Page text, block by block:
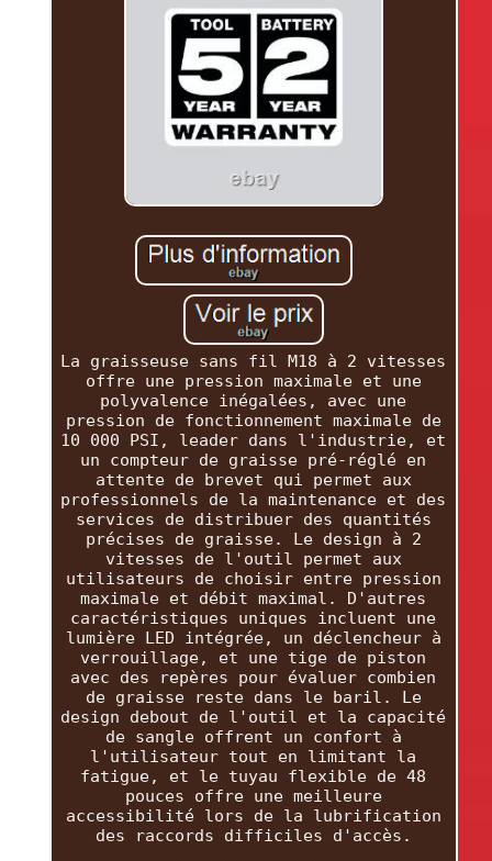
La graisseuse sans fil M18 à 2 vitesses
offre une pression maximale et une
polyvalence inégalées, avec une
pression de fonctionnement maximale de
10 000 PSI, leader dans l'industrie, et
un compteur de graisse pré-réglé en
attente de brevet qui permet aux
professionnels de la maintenance et des
services de distribuer des quantités
précises de graisse. Le design à 2
vitesses de l'outil permet aux
utilisateurs de choisir entre pression
maximale et débit maximal. D'autres
caractéristiques uniques incluent une
lumière LED intégrée, un déclencheur à
verrouillage, et une tige de piston
avec des repères pour évaluer combien
de graisse reste dans le baril. Le
design debout de l'outil et la capacité
de sangle offrent un confort à
l'utilisateur tout en limitant la
fatigue, et le tuyau flexible de 48
pouces offre une meilleure
accessibilité lors de la lubrification
des raccords difficiles d'accès.